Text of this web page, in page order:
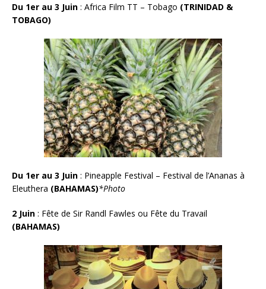
Du 1er au 3 Juin : Africa Film TT – Tobago (TRINIDAD &
TOBAGO)
Du 1er au 3 Juin : Pineapple Festival – Festival de l’Ananas à
Eleuthera (BAHAMAS)*Photo
2 Juin : Fête de Sir Randl Fawles ou Fête du Travail
(BAHAMAS)